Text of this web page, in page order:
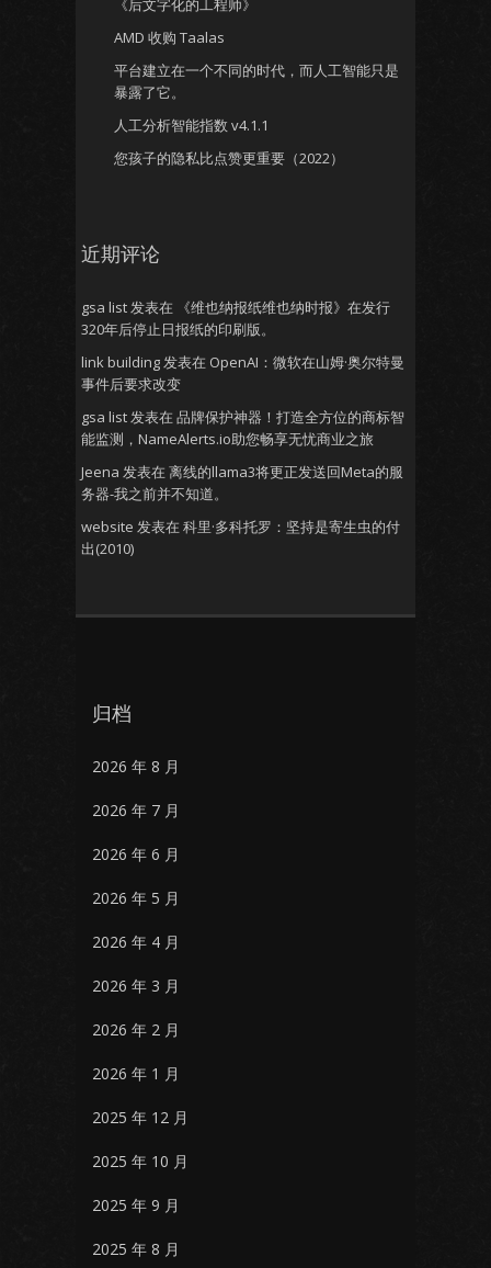
《后文字化的工程师》
AMD 收购 Taalas
平台建立在一个不同的时代，而人工智能只是
暴露了它。
人工分析智能指数 v4.1.1
您孩子的隐私比点赞更重要（2022）
近期评论
gsa list发表在
《维也纳报纸维也纳时报》在发行
320年后停止日报纸的印刷版。
link building发表在 OpenAI：微软在山姆·奥尔特曼
事件后要求改变
gsa list发表在 品牌保护神器！打造全方位的商标智
能监测，NameAlerts.io助您畅享无忧商业之旅
Jeena 发表在 离线的llama3将更正发送回Meta的服
务器-我之前并不知道。
website 发表在 科里·多科托罗：坚持是寄生虫的付
出(2010)
归档
2026 年 8 月
2026 年 7 月
2026 年 6 月
2026 年 5 月
2026 年 4 月
2026 年 3 月
2026 年 2 月
2026 年 1 月
2025 年 12 月
2025 年 10 月
2025 年 9 月
2025 年 8 月